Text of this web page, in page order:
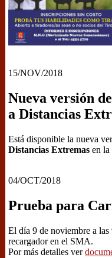
15/NOV/2018
Nueva versión
a Distancias
Está disponible la nueva
Distancias Extremas en la
04/OCT/2018
Prueba para
El día 9 de noviembre a las
recargador en el SMA.
Por más detalles ver